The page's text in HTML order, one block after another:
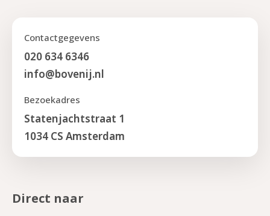
Contactgegevens
020 634 6346
info@bovenij.nl
Bezoekadres
Statenjachtstraat 1
1034 CS Amsterdam
Direct naar